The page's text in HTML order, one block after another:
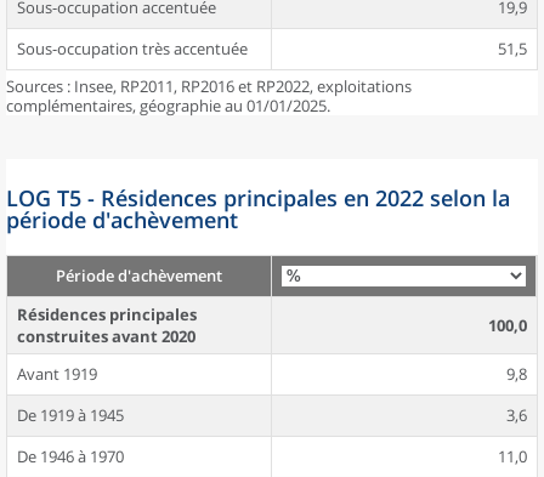
Sous-occupation accentuée
19,9
Sous-occupation très accentuée
51,5
Sources : Insee, RP2011, RP2016 et RP2022, exploitations
complémentaires, géographie au 01/01/2025.
LOG T5 - Résidences principales en 2022 selon la
période d'achèvement
Période d'achèvement
Résidences principales
construites avant 2020
100,0
Avant 1919
9,8
De 1919 à 1945
3,6
De 1946 à 1970
11,0